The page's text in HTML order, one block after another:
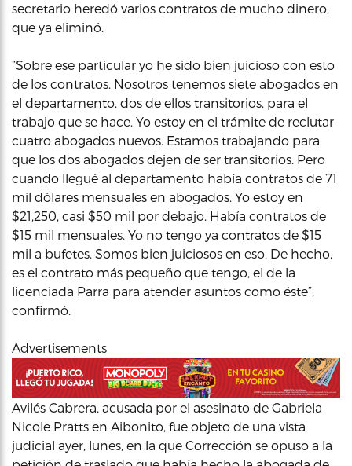
secretario heredó varios contratos de mucho dinero,
que ya eliminó.
“Sobre ese particular yo he sido bien juicioso con esto
de los contratos. Nosotros tenemos siete abogados en
el departamento, dos de ellos transitorios, para el
trabajo que se hace. Yo estoy en el trámite de reclutar
cuatro abogados nuevos. Estamos trabajando para
que los dos abogados dejen de ser transitorios. Pero
cuando llegué al departamento había contratos de 71
mil dólares mensuales en abogados. Yo estoy en
$21,250, casi $50 mil por debajo. Había contratos de
$15 mil mensuales. Yo no tengo ya contratos de $15
mil a bufetes. Somos bien juiciosos en eso. De hecho,
es el contrato más pequeño que tengo, el de la
licenciada Parra para atender asuntos como éste”,
confirmó.
Advertisements
Avilés Cabrera, acusada por el asesinato de Gabriela
Nicole Pratts en Aibonito, fue objeto de una vista
judicial ayer, lunes, en la que Corrección se opuso a la